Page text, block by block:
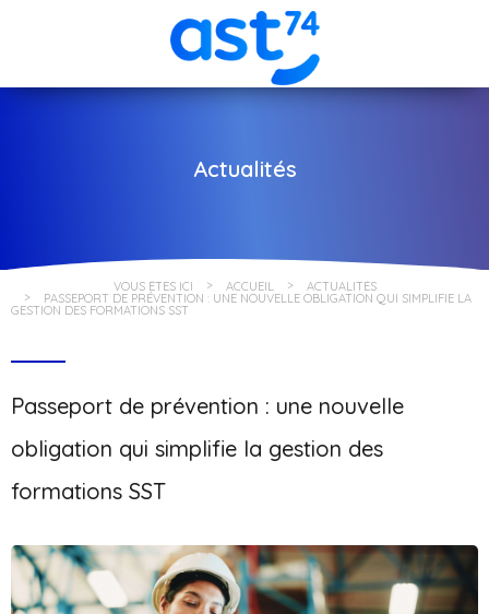
Actualités
VOUS ÊTES ICI ACCUEIL ACTUALITÉS
PASSEPORT DE PRÉVENTION : UNE NOUVELLE OBLIGATION QUI SIMPLIFIE LA
GESTION DES FORMATIONS SST
Passeport de prévention : une nouvelle
obligation qui simplifie la gestion des
formations SST